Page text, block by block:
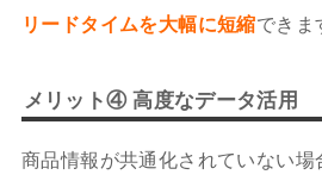
リードタイムを大幅に短縮できま
メリット④ 高度なデータ活用
商品情報が共通化されていない場